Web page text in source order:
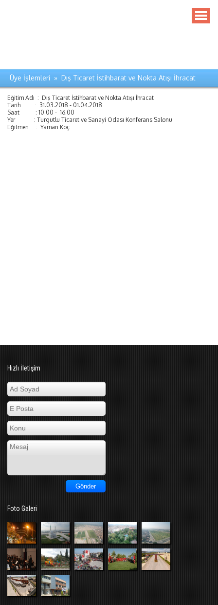
Üye İşlemleri » Dış Ticaret İstihbarat ve Nokta Atışı İhracat
Eğitim Adı : Dış Ticaret İstihbarat ve Nokta Atışı İhracat
Tarih : 31.03.2018 - 01.04.2018
Saat : 10.00 - 16.00
Yer : Turgutlu Ticaret ve Sanayi Odası Konferans Salonu
Eğitmen : Yaman Koç
Hızlı İletişim
Foto Galeri